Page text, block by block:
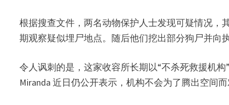
根据搜查文件，两名动物保护人士发现可疑情况，
期观察疑似埋尸地点。随后他们挖出部分狗尸并向
令人讽刺的是，这家收容所长期以“不杀死救援机
Miranda 近日仍公开表示，机构不会为了腾出空间而